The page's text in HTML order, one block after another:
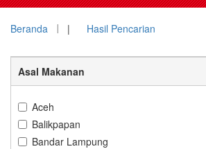
Beranda | Hasil Pencarian
Asal Makanan
Aceh
Balikpapan
Bandar Lampung